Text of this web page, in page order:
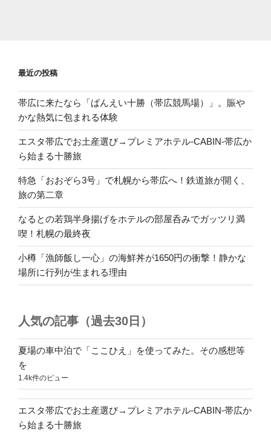
最近の投稿
帯広に来たなら「ばんえい十勝（帯広競馬場）」。賑や
かな熱気に包まれる体験
エスタ帯広でお土産選び→プレミアホテル-CABIN-帯広か
ら始まる十勝旅
特急「おおぞら3号」で札幌から帯広へ！鉄道旅が開く、
旅の第二章
なるとの若鶏半身揚げをホテルの部屋呑みでガッツリ満
喫！札幌の最終夜
小樽「漁師飯し一心」の海鮮丼が1650円の衝撃！静かな
場所に行列が生まれる理由
人気の記事（過去30日）
夏場の車中泊で「ここひえ」を使ってみた。その感想等
を
1.4k件のビュー
エスタ帯広でお土産選び→プレミアホテル-CABIN-帯広か
ら始まる十勝旅